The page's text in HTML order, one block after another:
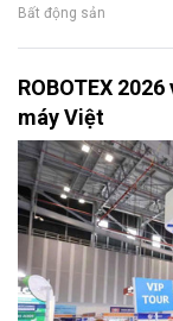
Bất động sản
ROBOTEX
máy Việt